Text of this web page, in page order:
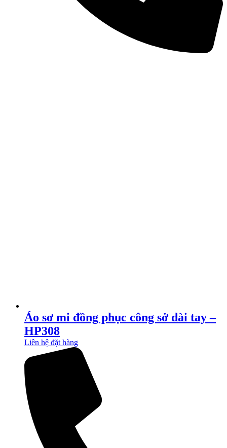
Áo sơ mi đồng phục công sở dài tay –
HP308
Liên hệ đặt hàng